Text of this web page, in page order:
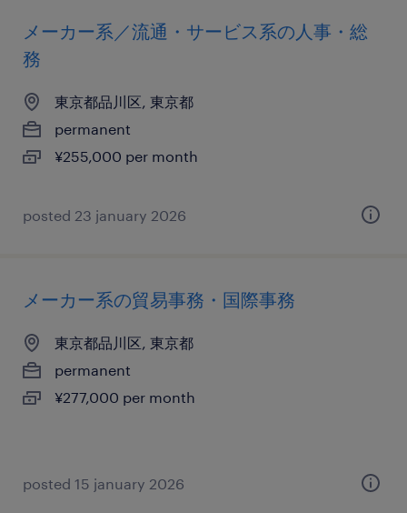
メーカー系／流通・サービス系の人事・総
務
東京都品川区, 東京都
permanent
¥255,000 per month
posted 23 january 2026
メーカー系の貿易事務・国際事務
東京都品川区, 東京都
permanent
¥277,000 per month
posted 15 january 2026